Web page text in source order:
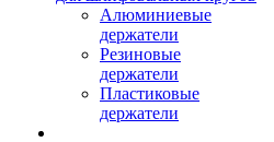
Алюминиевые
держатели
Резиновые
держатели
Пластиковые
держатели